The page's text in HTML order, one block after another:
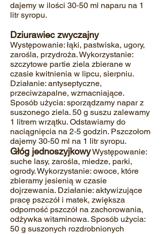
dajemy w ilości 30‐50 ml naparu na 1
litr syropu.
Dziurawiec zwyczajny
Występowanie: łąki, pastwiska, ugory,
zarośla, przydroża. Wykorzystanie:
szczytowe partie ziela zbierane w
czasie kwitnienia w lipcu, sierpniu.
Działanie: antyseptyczne,
przeciwzapalne, wzmacniające.
Sposób użycia: sporządzamy napar z
suszonego ziela. 50 g suszu zalewamy
1 litrem wrzątku. Odstawiamy do
naciągnięcia na 2‐5 godzin. Pszczołom
dajemy 30‐50 ml na 1 litr syropu.
Głóg jednoszyjkowyWystępowanie:
suche lasy, zarośla, miedze, parki,
ogrody. Wykorzystanie: owoce, które
zbieramy jesienią w czasie
dojrzewania. Działanie: aktywizujące
pracę pszczół i matek, zwiększa
odporność pszczół na zachorowania,
odżywka witaminowa. Sposób użycia:
50 g suszonych rozdrobnionych